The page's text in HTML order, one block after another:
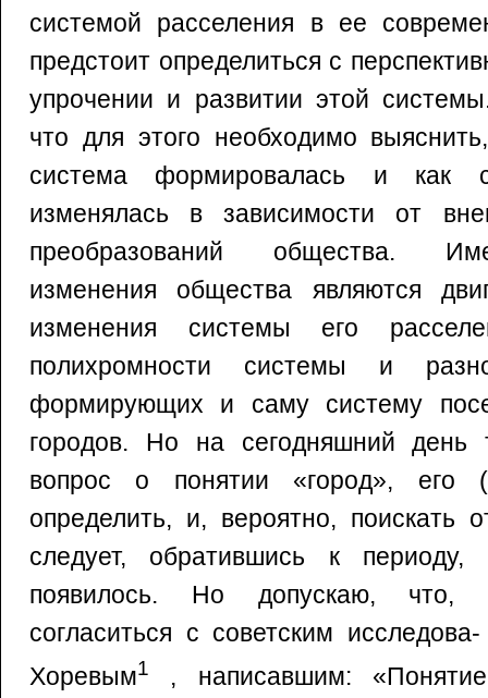
системой расселения в ее
предстоит определиться с
упрочении и развитии этой
что для этого необходимо
система формировалась и как
изменялась в зависимости от
преобразований общества.
изменения общества являются
изменения системы его
полихромности системы и
формирующих и саму систему
городов. Но на сегодняшний день
вопрос о понятии «город», его
определить, и, вероятно, поискать
следует, обратившись к
появилось. Но допускаю, что,
согласиться с советским
Хоревым1
, написавшим: